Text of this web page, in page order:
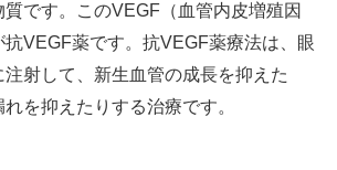
です。このVEGF（血管内皮増殖因
VEGF薬です。抗VEGF薬療法は、眼
射して、新生血管の成長を抑えた
を抑えたりする治療です。